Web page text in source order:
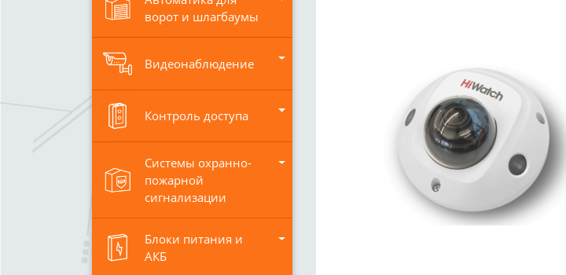
ворот и шлагбаумы
Видеонаблюдение
Контроль доступа
Системы охранно-
пожарной
сигнализации
Блоки питания и
АКБ